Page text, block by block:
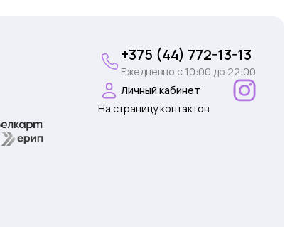
+375 (44) 772-13-13
Ежедневно c 10:00 до 22:00
Личный кабинет
На страницу контактов